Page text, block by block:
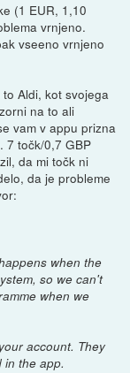
(1 EUR, 1,10
vrnjeno.
vseeno vrnjeno
Aldi, kot svojega
na to ali
vam v appu prizna
7 točk/0,7 GBP
da mi točk ni
da je probleme
when the
so we can't
when we
account. They
in the app.